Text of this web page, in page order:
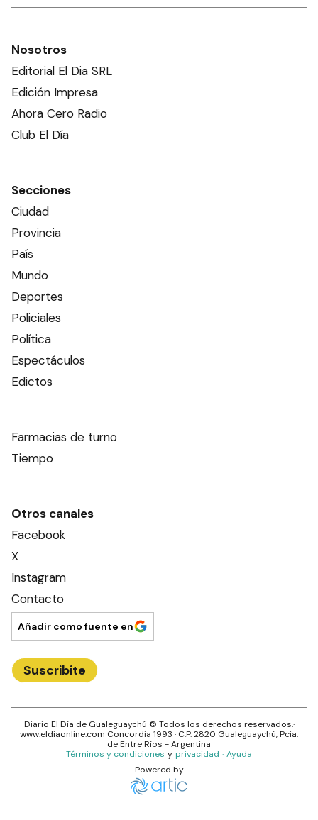
Nosotros
Editorial El Dia SRL
Edición Impresa
Ahora Cero Radio
Club El Día
Secciones
Ciudad
Provincia
País
Mundo
Deportes
Policiales
Política
Espectáculos
Edictos
Farmacias de turno
Tiempo
Otros canales
Facebook
X
Instagram
Contacto
Añadir como fuente en
Suscribite
Diario El Día de Gualeguaychú © Todos los derechos reservados.·
www.eldiaonline.com Concordia 1993 · C.P.2820 Gualeguaychú, Pcia.
deEntre Ríos - Argentina
Términos y condiciones y privacidad · Ayuda
Powered by